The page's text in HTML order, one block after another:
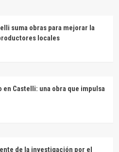
suma obras para mejorar la
locales
Castelli: una obra que impulsa
de la investigación por el